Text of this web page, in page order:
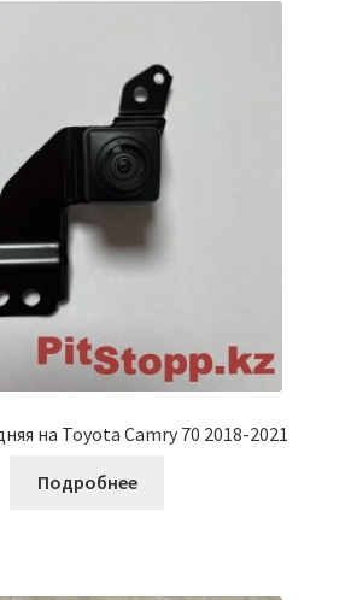
на Toyota Camry 70 2018-2021
Подробнее